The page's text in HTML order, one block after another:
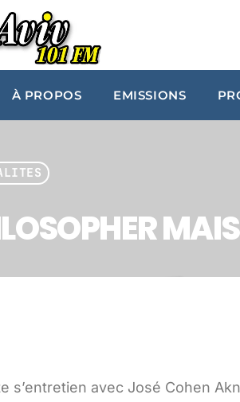
À PROPOS EMISSIONS
s’entretien avec José Cohen